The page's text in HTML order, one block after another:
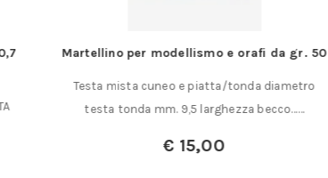
Martellino per modellismo e orafi da gr. 50
Testa mista cuneo e piatta/tonda diametro
testa tonda mm. 9,5 larghezza becco……
€ 15,00